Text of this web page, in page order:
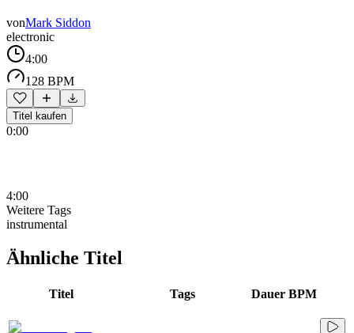
vonMark Siddon
electronic
4:00
128 BPM
Titel kaufen
0:00
4:00
Weitere Tags
instrumental
Ähnliche Titel
Titel Tags Dauer BPM